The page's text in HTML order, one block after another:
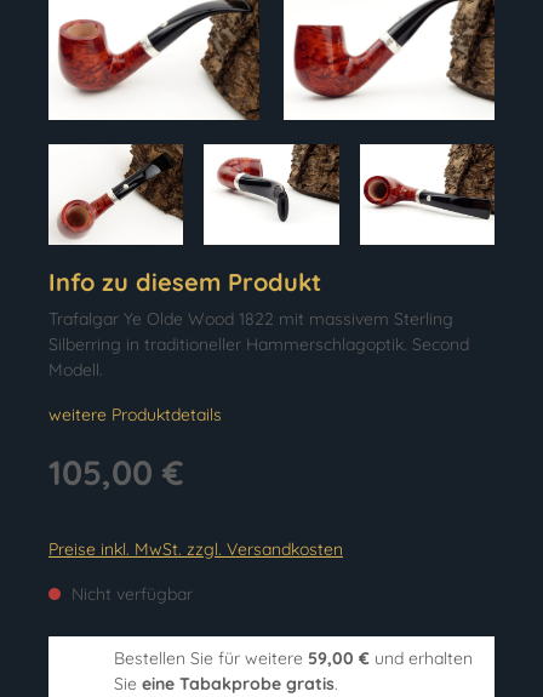
Info zu diesem Produkt
Trafalgar Ye Olde Wood 1822 mit massivem Sterling
Silberring in traditioneller Hammerschlagoptik. Second
Modell.
weitere Produktdetails
105,00 €
Preise inkl. MwSt. zzgl. Versandkosten
Nicht verfügbar
Bestellen Sie für weitere 59,00 € und erhalten
Sie eine Tabakprobe gratis.